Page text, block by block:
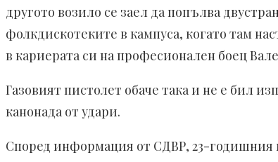
другото возило се заел да попълва
фолкдискотеките в кампуса, когато там
в кариерата си на професионален боец
Газовият пистолет обаче така и не е бил
канонада от удари.
Според информация от СДВР, 23-годишния